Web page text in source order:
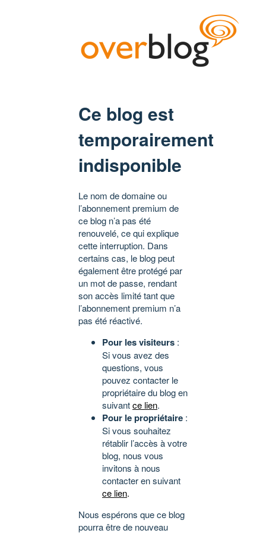
Ce blog est
temporairement
indisponible
Le nom de domaine ou
l’abonnement premium de
ce blog n’a pas été
renouvelé, ce qui explique
cette interruption. Dans
certains cas, le blog peut
également être protégé par
un mot de passe, rendant
son accès limité tant que
l’abonnement premium n’a
pas été réactivé.
Pour les visiteurs :
Si vous avez des
questions, vous
pouvez contacter le
propriétaire du blog en
suivantce lien.
Pour le propriétaire :
Si vous souhaitez
rétablir l’accès à votre
blog, nous vous
invitons à nous
contacter en suivant
ce lien.
Nous espérons que ce blog
pourra être de nouveau